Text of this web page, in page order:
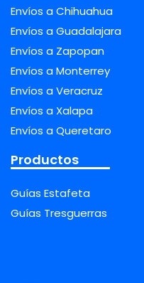
Envíos a Chihuahua
Envíos a Guadalajara
Envíos a Zapopan
Envíos a Monterrey
Envíos a Veracruz
Envíos a Xalapa
Envíos a Queretaro
Productos
Guías Estafeta
Guías Tresguerras